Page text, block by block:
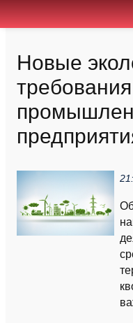
Новые